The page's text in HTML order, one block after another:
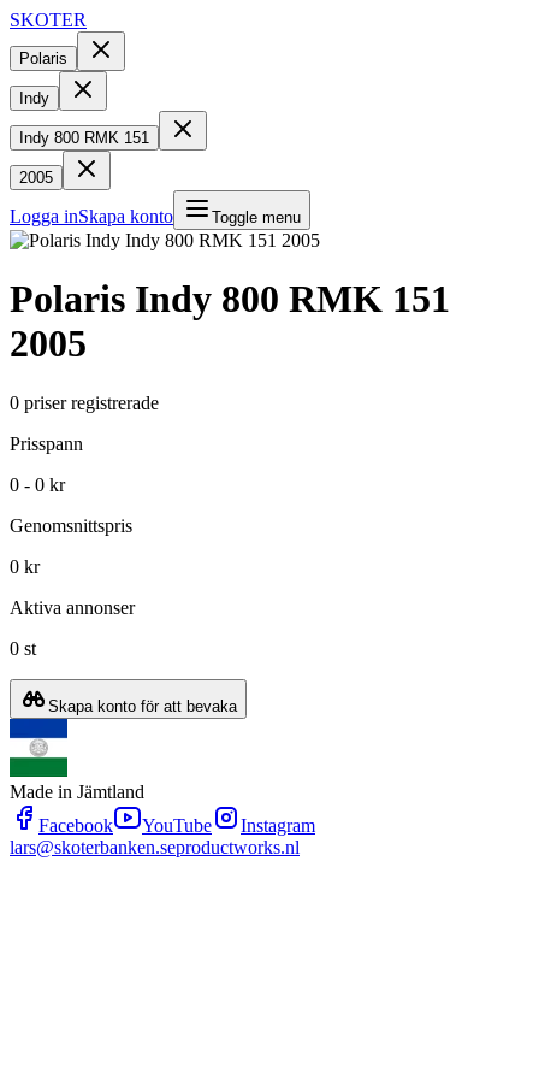
SKOTER
Polaris
Indy
Indy 800 RMK 151
2005
Logga inSkapa konto Toggle menu
Polaris Indy 800 RMK 151
2005
0 priser registrerade
Prisspann
0 - 0 kr
Genomsnittspris
0 kr
Aktiva annonser
0 st
Skapa konto för att bevaka
Made in Jämtland
Facebook
YouTube
Instagram
lars@skoterbanken.seproductworks.nl